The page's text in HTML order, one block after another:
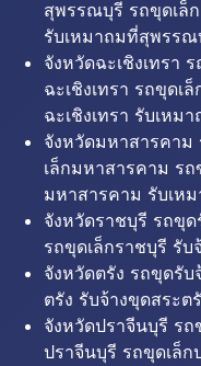
สุพรรณบุรี รถขุดเล็
รับเหมาถมที่สุพรรณ
จังหวัดฉะเชิงเทรา
ฉะเชิงเทรา รถขุดเ
ฉะเชิงเทรา รับเหม
จังหวัดมหาสารคาม
เล็กมหาสารคาม ร
มหาสารคาม รับเห
จังหวัดราชบุรี รถขุ
รถขุดเล็กราชบุรี รั
จังหวัดตรัง รถขุดรับ
ตรัง รับจ้างขุดสระต
จังหวัดปราจีนบุรี ร
ปราจีนบุรี รถขุดเล็ก